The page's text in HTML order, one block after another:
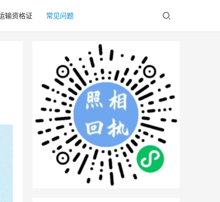
输资格证 常见问题